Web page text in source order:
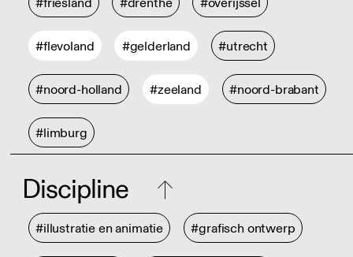
#flevoland #gelderland #utrecht
#noord-holland #zeeland #noord-brabant
#limburg
Discipline
#illustratie en animatie #grafisch ontwerp